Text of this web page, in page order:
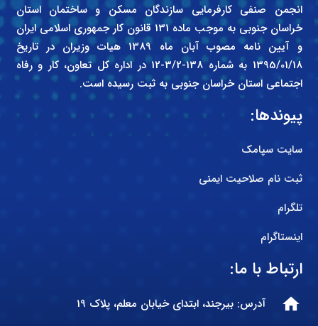
انجمن صنفی کارفرمایی سازندگان مسکن و ساختمان استان
خراسان جنوبی به موجب ماده 131 قانون کار جمهوری اسلامی ایران
و آیین نامه مصوب آبان ماه 1389 هیات وزیران در تاریخ
1395/01/18 به شماره 138-3/2-12 در اداره کل تعاون، کار و رفاه
اجتماعی استان خراسان جنوبی به ثبت رسیده است.
پیوندها:
سایت سپامک
ثبت نام صلاحیت ایمنی
تلگرام
اینستاگرام
ارتباط با ما:
home آدرس: بیرجند، ابتدای خیابان معلم، پلاک 19